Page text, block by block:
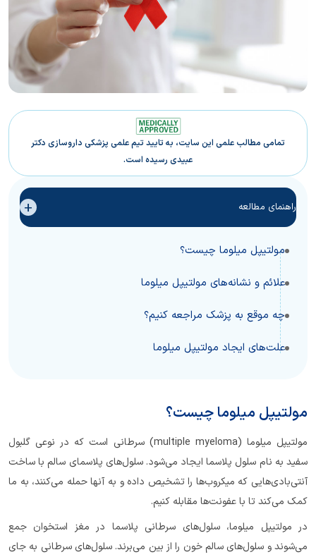
تمامی مطالب علمی این سایت، به تایید تیم علمی پزشکی داروسازی دکتر
عبیدی رسیده است.
راهنمای مطالعه +
مولتیپل میلوما چیست؟
علائم و نشانه‌های مولتیپل میلوما
چه موقع به پزشک مراجعه کنیم؟
علت‌های ایجاد مولتیپل میلوما
مولتیپل میلوما چیست؟
مولتیپل میلوما (multiple myeloma) سرطانی است که در نوعی گلبول
سفید به نام سلول پلاسما ایجاد می‌شود. سلول‌های پلاسمای سالم با ساخت
آنتی‌بادی‌هایی که میکروب‌ها را تشخیص داده و به آنها حمله می‌کنند، به ما
کمک می‌کند تا با عفونت‌ها مقابله کنیم.
در مولتیپل میلوما، سلول‌های سرطانی پلاسما در مغز استخوان جمع
می‌شوند و سلول‌های سالم خون را از بین می‌برند. سلول‌های سرطانی به جای